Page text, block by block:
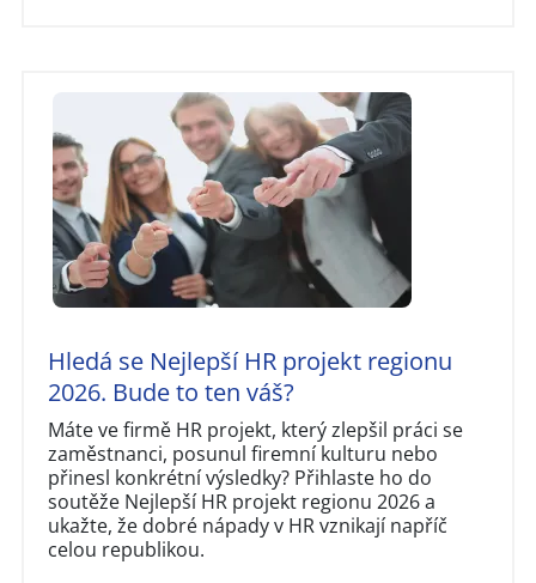
Hledá se Nejlepší HR projekt regionu
2026. Bude to ten váš?
Máte ve firmě HR projekt, který zlepšil práci se
zaměstnanci, posunul firemní kulturu nebo
přinesl konkrétní výsledky? Přihlaste ho do
soutěže Nejlepší HR projekt regionu 2026 a
ukažte, že dobré nápady v HR vznikají napříč
celou republikou.